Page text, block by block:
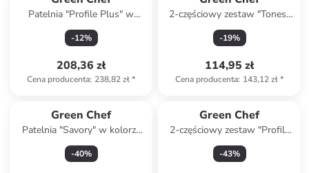
Patelnia "Profile Plus" w
kolorze srebrnym - Ø 28 cm
-12%
208,36 zł
Cena producenta: 238,82 zł*
2-częściowy zestaw "Tones"
w kolorze błękitnym - Ø 24
cm
-19%
114,95 zł
Cena producenta: 143,12 zł*
Green Chef
Patelnia "Savory" w kolorze
czarnym - Ø 28 cm
-40%
Green Chef
2-częściowy zestaw "Profile
Plus" w kolorze srebrnym - Ø
18 cm
-43%